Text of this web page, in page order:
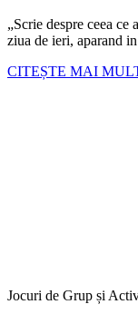
„Scrie despre ceea ce
ziua de ieri, aparand
CITEȘTE MAI
Jocuri de Grup și